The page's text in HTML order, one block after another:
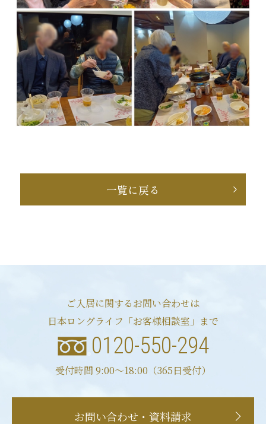
一覧に戻る
ご入居に関するお問い合わせは
日本ロングライフ「お客様相談室」まで
0120-550-294
受付時間 9:00〜18:00（365日受付）
お問い合わせ・資料請求